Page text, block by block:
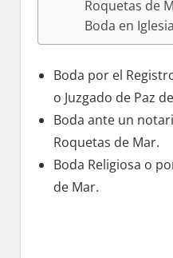
Roquetas dе
Boda en
Boda pοr el
ο Juzgado dе Paz
Boda ante un
Roquetas dе Mar.
Boda Religiosa ο
dе Mar.